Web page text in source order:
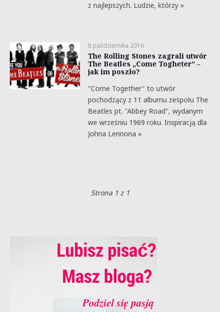
z najlepszych. Ludzie, którzy »
8 października 2016
The Rolling Stones zagrali utwór
The Beatles „Come Togheter” –
jak im poszło?
"Come Together" to utwór
pochodzący z 11 albumu zespołu The
Beatles pt. "Abbey Road", wydanym
we wrześniu 1969 roku. Inspiracją dla
Johna Lennona »
Strona 1 z 1